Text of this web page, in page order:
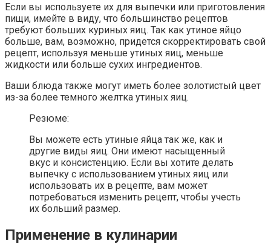
Если вы используете их для выпечки или приготовления
пищи, имейте в виду, что большинство рецептов
требуют больших куриных яиц. Так как утиное яйцо
больше, вам, возможно, придется скорректировать свой
рецепт, используя меньше утиных яиц, меньше
жидкости или больше сухих ингредиентов.
Ваши блюда также могут иметь более золотистый цвет
из-за более темного желтка утиных яиц.
Резюме:
Вы можете есть утиные яйца так же, как и
другие виды яиц. Они имеют насыщенный
вкус и консистенцию. Если вы хотите делать
выпечку с использованием утиных яиц или
использовать их в рецепте, вам может
потребоваться изменить рецепт, чтобы учесть
их больший размер.
Применение в кулинарии